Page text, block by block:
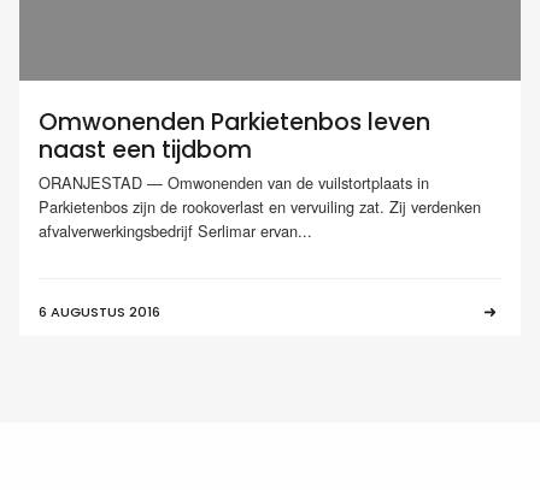
Omwonenden Parkietenbos leven
naast een tijdbom
ORANJESTAD — Omwonenden van de vuilstortplaats in
Parkietenbos zijn de rookoverlast en vervuiling zat. Zij verdenken
afvalverwerkingsbedrijf Serlimar ervan...
6 AUGUSTUS 2016